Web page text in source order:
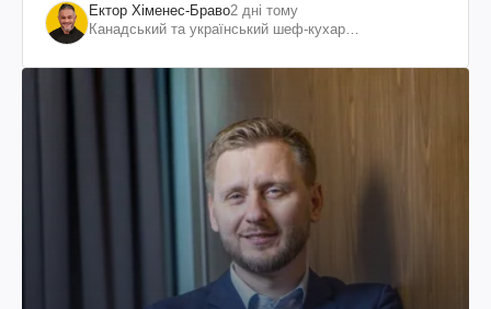
Ектор Хіменес-Браво2 дні тому
Канадський та український шеф-кухар